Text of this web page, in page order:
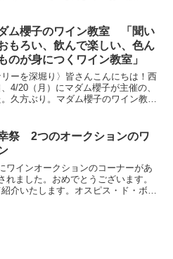
ム櫻子のワイン教室 「聞い
もろい、飲んで楽しい、色ん
のが身につくワイン教室」
ーを深堀り〉皆さんこんにちは！西
4/20（月）にマダム櫻子が主催の、
久方ぶり。マダム櫻子のワイン教室
祭 2つのオークションのワ
ワインオークションのコーナーがあ
れました。おめでとうございます。
介いたします。オスピス・ド・ボー